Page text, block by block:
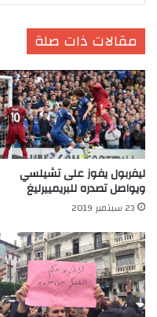
مقالات ذات صلة
ليفربول يفوز على تشيلسي
ويواصل تصدره للبريمييرليغ
23 سبتمبر 2019